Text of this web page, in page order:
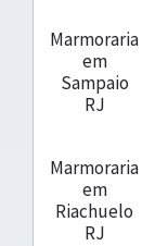
Marmoraria
em
Sampaio
RJ
Marmoraria
em
Riachuelo
RJ